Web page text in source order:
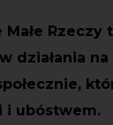
Rzeczy
działania
i ubóstwem.